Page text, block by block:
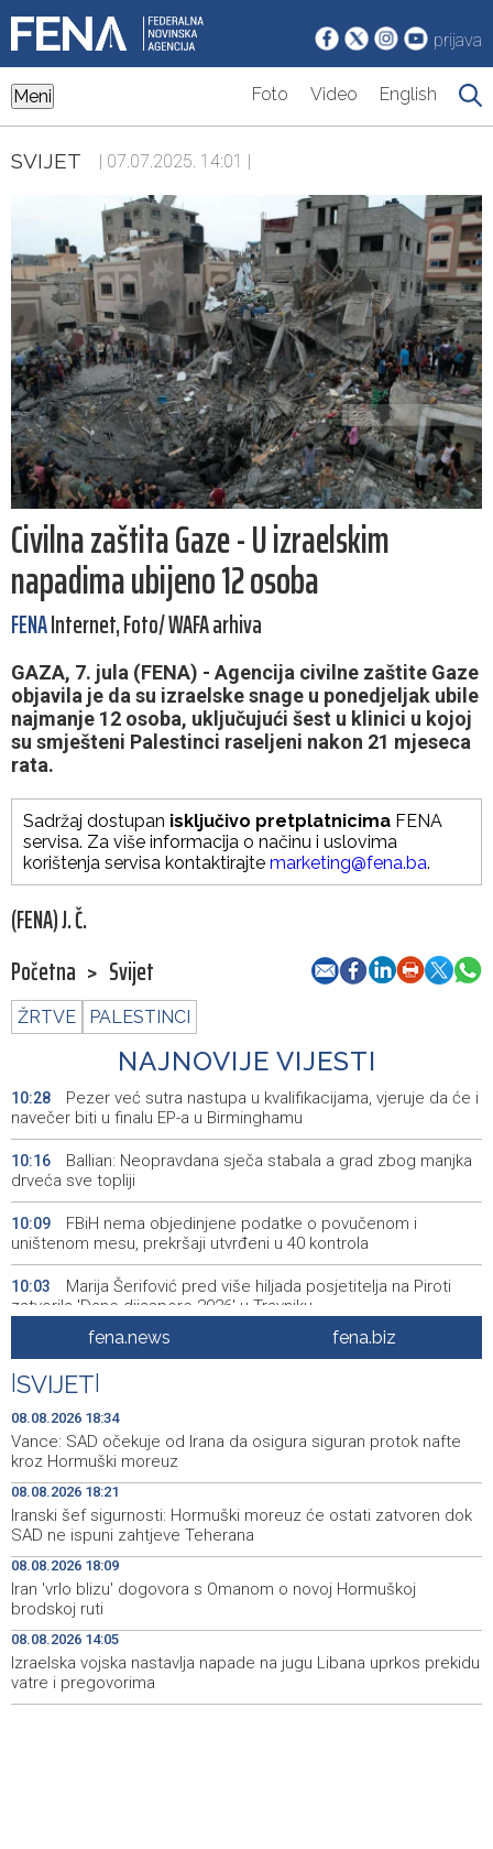
prijava
Meni Foto Video English
SVIJET | 07.07.2025. 14:01 |
Civilna zaštita Gaze - U izraelskim
napadima ubijeno 12 osoba
FENAInternet, Foto/ WAFA arhiva
GAZA, 7. jula (FENA) - Agencija civilne zaštite Gaze
objavila je da su izraelske snage u ponedjeljak ubile
najmanje 12 osoba, uključujući šest u klinici u kojoj
su smješteni Palestinci raseljeni nakon 21 mjeseca
rata.
Sadržaj dostupan isključivo pretplatnicima FENA
servisa. Za više informacija o načinu i uslovima
korištenja servisa kontaktirajte marketing@fena.ba.
(FENA) J. Č.
Početna > Svijet
ŽRTVE PALESTINCI
NAJNOVIJE VIJESTI
10:28
Pezer već sutra nastupa u kvalifikacijama, vjeruje da će i
navečer biti u finalu EP-a u Birminghamu
10:16
Ballian: Neopravdana sječa stabala a grad zbog manjka
drveća sve topliji
10:09
FBiH nema objedinjene podatke o povučenom i
uništenom mesu, prekršaji utvrđeni u 40 kontrola
10:03
Marija Šerifović pred više hiljada posjetitelja na Piroti
zatvorila 'Dane dijaspore 2026' u Travniku
Kušljugić: Sprječavanje dehidracije i pregrijavanja ključni
za očuvanje zdravlja srca tokom vrućina
09:27
U jami 'Raspotočje' petu noć prenoćilo devet zeničkih
rudara
umjesto mora izabrali planinu
09:17
Požar kod Konjica lokaliziran, vatrogasci i dalje na
terenu
09:09
U Stupama održan prvi „Gastro Livno“: Više od 20 jela
predstavilo raznolikost livanjske gastronomije
09:05 Pretežno sunčano jutro u BiH, u Mostaru 29 stepeni
fena.news fena.biz
SVIJET
08.08.2026 18:34
Vance: SAD očekuje od Irana da osigura siguran protok nafte
kroz Hormuški moreuz
08.08.2026 18:21
Iranski šef sigurnosti: Hormuški moreuz će ostati zatvoren dok
SAD ne ispuni zahtjeve Teherana
08.08.2026 18:09
Iran 'vrlo blizu' dogovora s Omanom o novoj Hormuškoj
brodskoj ruti
08.08.2026 14:05
Izraelska vojska nastavlja napade na jugu Libana uprkos prekidu
vatre i pregovorima